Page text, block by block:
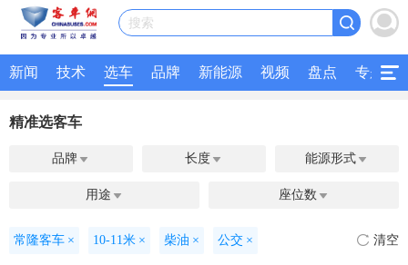
搜索
新闻 技术 选车 品牌 新能源 视频 盘点 专题
精准选客车
品牌  长度  能源形式 
用途  座位数 
常隆客车 × 10-11米 × 柴油 × 公交 × 清空